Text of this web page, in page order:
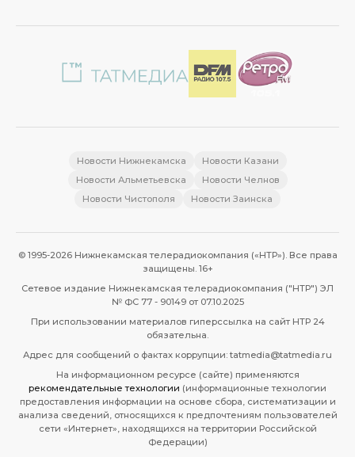
Новости Нижнекамска
Новости Казани
Новости Альметьевска
Новости Челнов
Новости Чистополя
Новости Заинска
© 1995-2026 Нижнекамская телерадиокомпания («НТР»). Все права
защищены. 16+
Сетевое издание Нижнекамская телерадиокомпания ("НТР") ЭЛ
№ ФС 77 - 90149 от 07.10.2025
При использовании материалов гиперссылка на сайт НТР 24
обязательна.
Адрес для сообщений о фактах коррупции: tatmedia@tatmedia.ru
На информационном ресурсе (сайте) применяются
рекомендательные технологии (информационные технологии
предоставления информации на основе сбора, систематизации и
анализа сведений, относящихся к предпочтениям пользователей
сети «Интернет», находящихся на территории Российской
Федерации)